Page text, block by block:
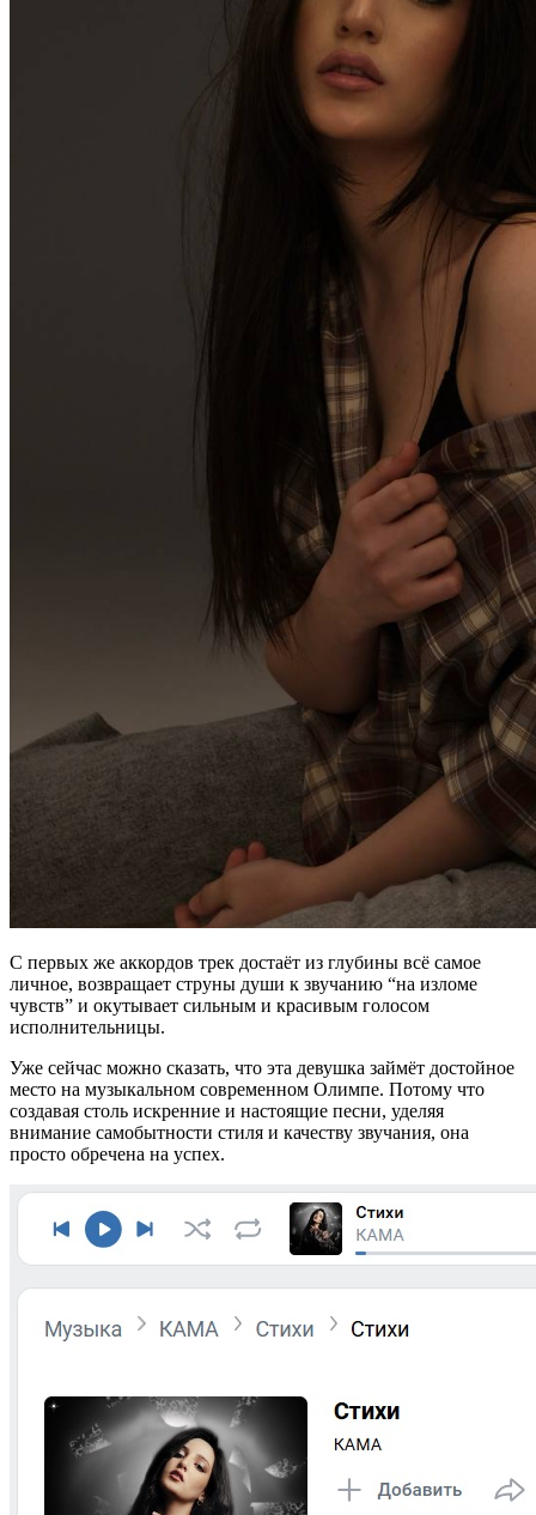
С первых же аккордов трек достаёт из глубины всё самое
личное, возвращает струны души к звучанию “на изломе
чувств” и окутывает сильным и красивым голосом
исполнительницы.
Уже сейчас можно сказать, что эта девушка займёт достойное
место на музыкальном современном Олимпе. Потому что
создавая столь искренние и настоящие песни, уделяя
внимание самобытности стиля и качеству звучания, она
просто обречена на успех.